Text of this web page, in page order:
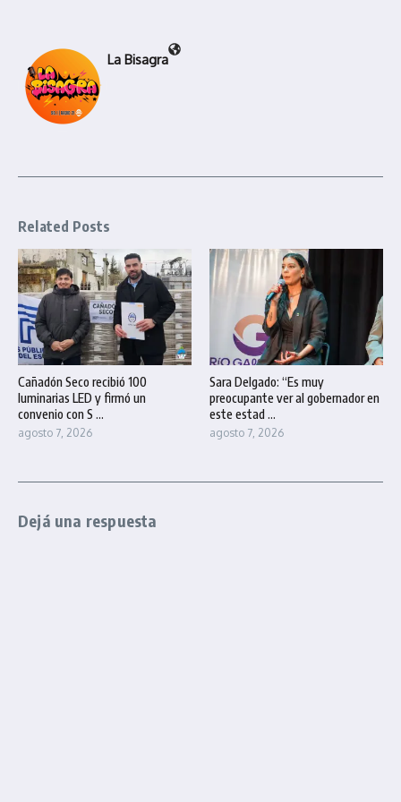
La Bisagra
Related Posts
Cañadón Seco recibió 100
luminarias LED y firmó un
convenio con S ...
agosto 7, 2026
Sara Delgado: “Es muy
preocupante ver al gobernador en
este estad ...
agosto 7, 2026
Dejá una respuesta